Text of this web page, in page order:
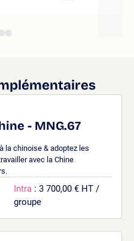
- MNG.67
la chinoise & adoptez les
avec la Chine
Intra : 3 700,00 € HT /
groupe